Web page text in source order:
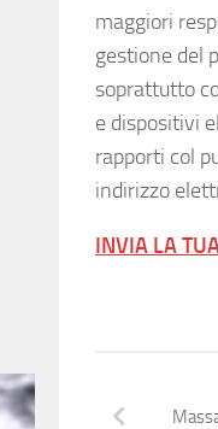
maggiori
gestione del
soprattutto
e dispositivi
rapporti col
indirizzo
INVIA LA